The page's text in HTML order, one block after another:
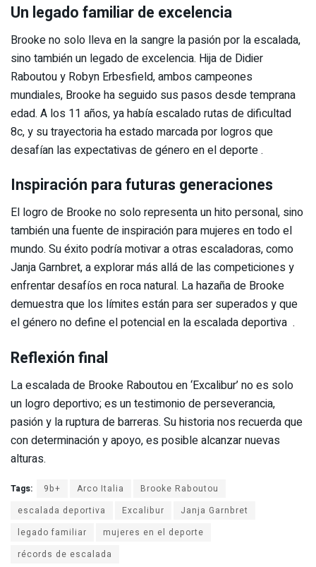
Un legado familiar de excelencia
Brooke no solo lleva en la sangre la pasión por la escalada,
sino también un legado de excelencia. Hija de Didier
Raboutou y Robyn Erbesfield, ambos campeones
mundiales, Brooke ha seguido sus pasos desde temprana
edad. A los 11 años, ya había escalado rutas de dificultad
8c, y su trayectoria ha estado marcada por logros que
desafían las expectativas de género en el deporte .
Inspiración para futuras generaciones
El logro de Brooke no solo representa un hito personal, sino
también una fuente de inspiración para mujeres en todo el
mundo. Su éxito podría motivar a otras escaladoras, como
Janja Garnbret, a explorar más allá de las competiciones y
enfrentar desafíos en roca natural. La hazaña de Brooke
demuestra que los límites están para ser superados y que
el género no define el potencial en la escalada deportiva .
Reflexión final
La escalada de Brooke Raboutou en ‘Excalibur’ no es solo
un logro deportivo; es un testimonio de perseverancia,
pasión y la ruptura de barreras. Su historia nos recuerda que
con determinación y apoyo, es posible alcanzar nuevas
alturas.
Tags: 9b+ Arco Italia
Brooke Raboutou
escalada deportiva
Excalibur
Janja Garnbret
legado familiar
mujeres en el deporte
récords de escalada